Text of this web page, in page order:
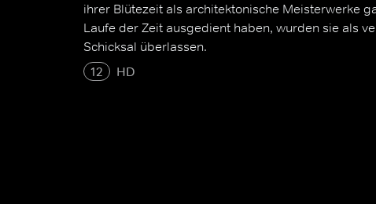
ihrer Blütezeit als architektonische Meisterwerke
Laufe der Zeit ausgedient haben, wurden sie als
Schicksal überlassen.
12
HD